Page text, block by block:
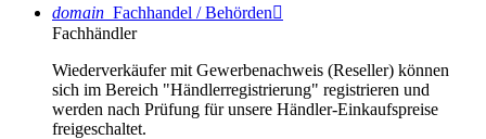
domain Fachhandel / Behörden
Fachhändler
Wiederverkäufer mit Gewerbenachweis (Reseller) können
sich im Bereich "Händlerregistrierung" registrieren und
werden nach Prüfung für unsere Händler-Einkaufspreise
freigeschaltet.